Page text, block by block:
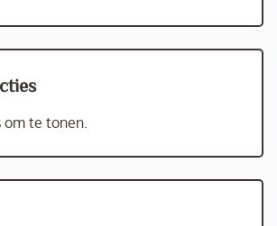
om te tonen.